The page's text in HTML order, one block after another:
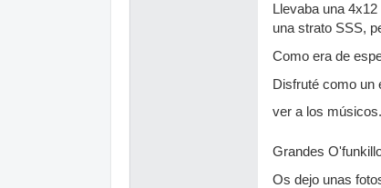
Llevaba una
una strato SSS,
Como era de
Disfruté como un
ver a los músicos.
Grandes
Os dejo unas